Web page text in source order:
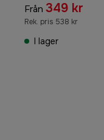
Från 349 kr
Rek. pris 538 kr
I lager